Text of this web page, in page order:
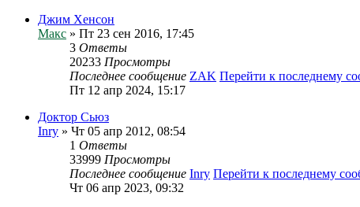
Джим Хенсон
Макс » Пт 23 сен 2016, 17:45
3 Ответы
20233 Просмотры
Последнее сообщение ZAK Перейти к последнему
Пт 12 апр 2024, 15:17
Доктор Сьюз
Inry » Чт 05 апр 2012, 08:54
1 Ответы
33999 Просмотры
Последнее сообщение Inry Перейти к последнему
Чт 06 апр 2023, 09:32